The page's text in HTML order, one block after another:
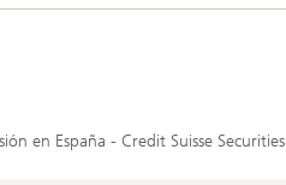
en España - Credit Suisse Securities